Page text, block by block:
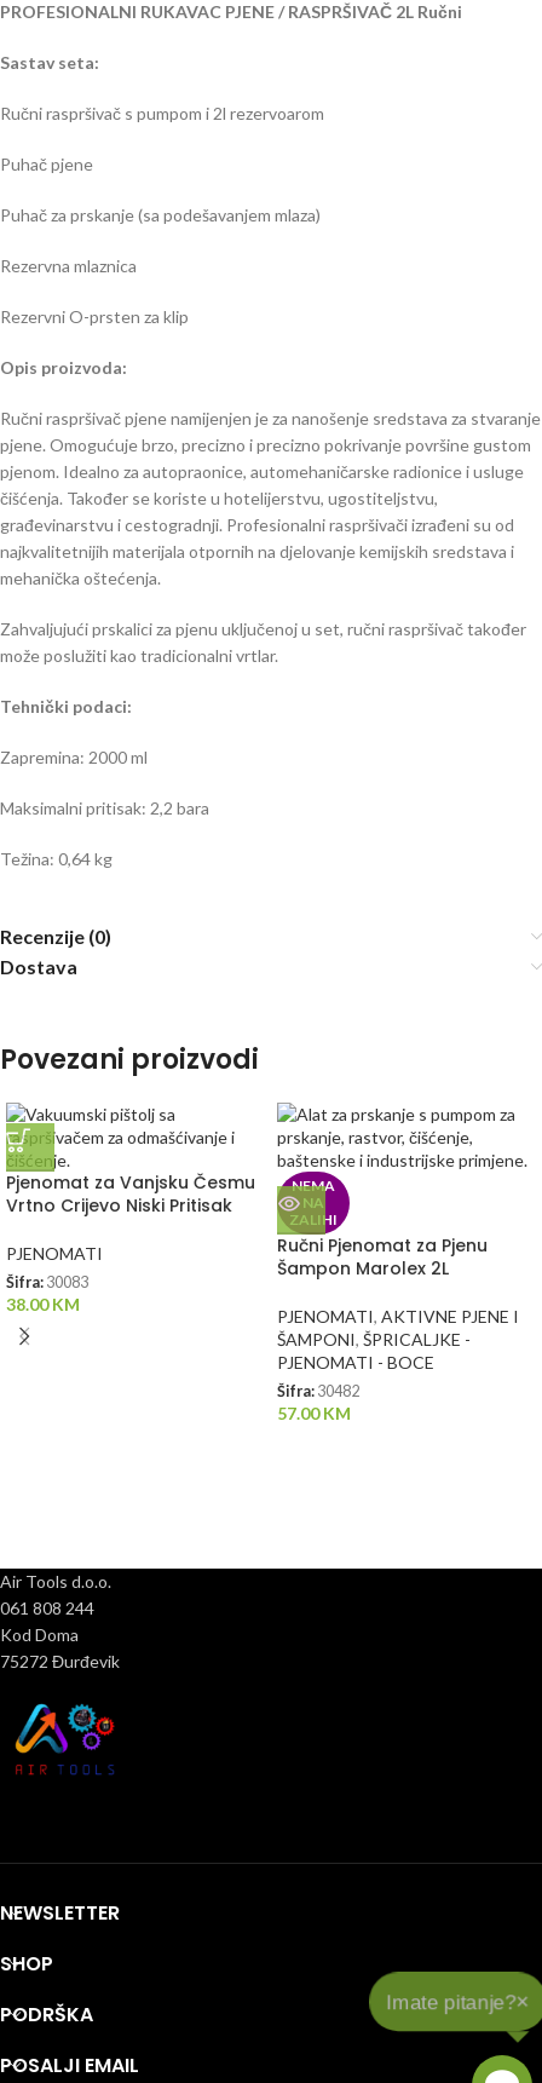
PROFESIONALNI RUKAVAC PJENE / RASPRŠIVAČ 2L Ručni
Sastav seta:
Ručni raspršivač s pumpom i 2l rezervoarom
Puhač pjene
Puhač za prskanje (sa podešavanjem mlaza)
Rezervna mlaznica
Rezervni O-prsten za klip
Opis proizvoda:
Ručni raspršivač pjene namijenjen je za nanošenje sredstava za stvaranje
pjene. Omogućuje brzo, precizno i precizno pokrivanje površine gustom
pjenom. Idealno za autopraonice, automehaničarske radionice i usluge
čišćenja. Također se koriste u hotelijerstvu, ugostiteljstvu,
građevinarstvu i cestogradnji. Profesionalni raspršivači izrađeni su od
najkvalitetnijih materijala otpornih na djelovanje kemijskih sredstava i
mehanička oštećenja.
Zahvaljujući prskalici za pjenu uključenoj u set, ručni raspršivač također
može poslužiti kao tradicionalni vrtlar.
Tehnički podaci:
Zapremina: 2000 ml
Maksimalni pritisak: 2,2 bara
Težina: 0,64 kg
Recenzije (0)
Dostava
Povezani proizvodi
Pjenomat za Vanjsku Česmu
Vrtno Crijevo Niski Pritisak
PJENOMATI
Šifra: 30083
38.00KM
NEMA
NA
ZALIHI
Ručni Pjenomat za Pjenu
Šampon Marolex 2L
PJENOMATI, AKTIVNE PJENE I
ŠAMPONI, ŠPRICALJKE -
PJENOMATI - BOCE
Šifra: 30482
57.00KM
Air Tools d.o.o.
061 808 244
Kod Doma
75272 Đurđevik
NEWSLETTER
SHOP
PODRŠKA
POSALJI EMAIL